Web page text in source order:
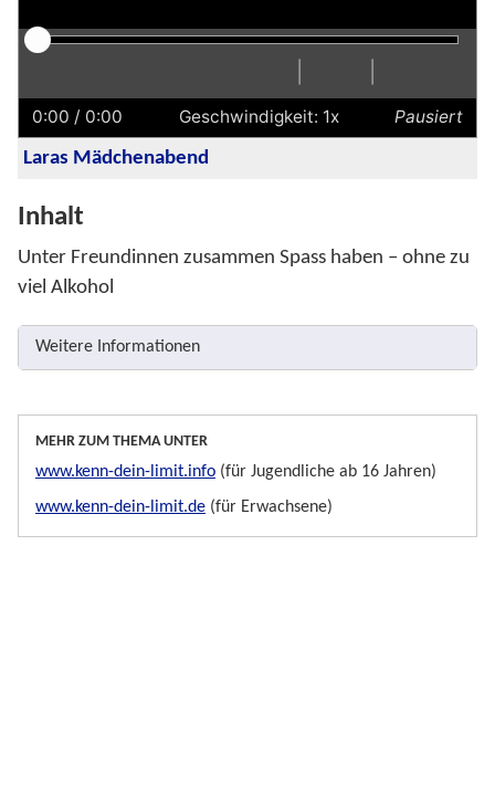
Untertitel
ausblenden
Transkription
anzeigen
Schneller
Langsamer
0:00 / 0:00 Geschwindigkeit: 1x Pausiert
Laras Mädchenabend
Inhalt
Unter Freundinnen zusammen Spass haben – ohne zu
viel Alkohol
Weitere Informationen
MEHR ZUM THEMA UNTER
www.kenn-dein-limit.info (für Jugendliche ab 16 Jahren)
www.kenn-dein-limit.de (für Erwachsene)